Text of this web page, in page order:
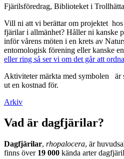
Fjärilsföredrag, Biblioteket i
Vill ni att vi berättar om projektet
fjärilar i allmänhet? Håller ni kanske
inför vårens möten i en krets av
entomologisk förening eller kanske
eller ring så ser vi om det går att
Aktiviteter märkta med symbolen
är
ut en kostnad för.
Arkiv
Vad är dagfjärilar?
Dagfjärilar, rhopalocera, är
finns över 19 000 kända arter